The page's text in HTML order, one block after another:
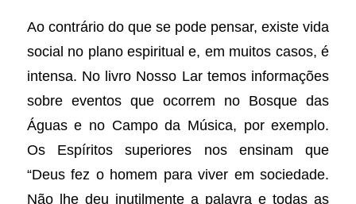
Ao contrário do que se pode pensar, existe vida
social no plano espiritual e, em muitos casos, é
intensa. No livro Nosso Lar temos informações
sobre eventos que ocorrem no Bosque das
Águas e no Campo da Música, por exemplo.
Os Espíritos superiores nos ensinam que
“Deus fez o homem para viver em sociedade.
Não lhe deu inutilmente a palavra e todas as